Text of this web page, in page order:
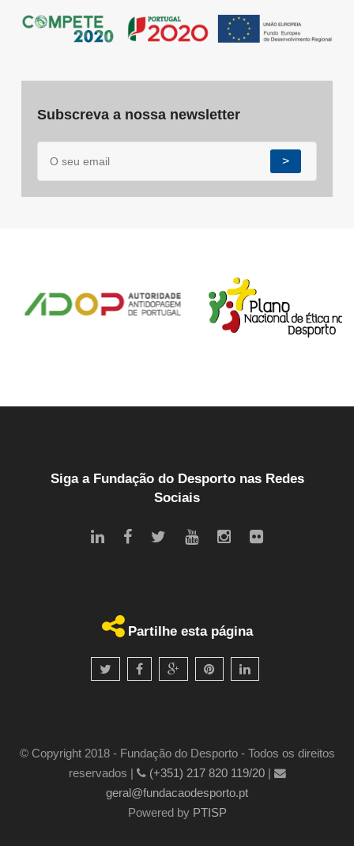
Subscreva a nossa newsletter
>
Siga a Fundação do Desporto nas Redes
Sociais
Partilhe esta página
© Copyright 2018 - Fundação do Desporto - Todos os direitos
reservados |
(+351) 217 820 119/20|
geral@fundacaodesporto.pt
Powered by PTISP